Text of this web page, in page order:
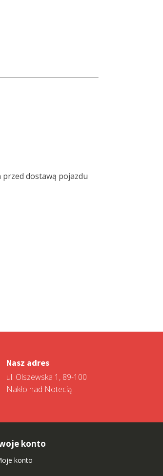
przed dostawą pojazdu
Nasz adres
ul. Olszewska 1, 89-100
Nakło nad Notecią
konto
konto